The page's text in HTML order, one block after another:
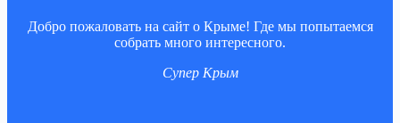
Добро пожаловать на сайт о Крыме! Где мы попытаемся
собрать много интересного.
Супер Крым